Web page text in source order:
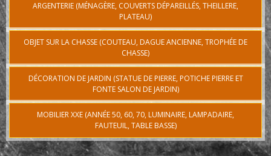
ARGENTERIE (MÉNAGÈRE, COUVERTS DÉPAREILLÉS, THEILLERE,
PLATEAU)
OBJET SUR LA CHASSE (COUTEAU, DAGUE ANCIENNE, TROPHÉE DE
CHASSE)
DÉCORATION DE JARDIN (STATUE DE PIERRE, POTICHE PIERRE ET
FONTE SALON DE JARDIN)
MOBILIER XXE (ANNÉE 50, 60, 70, LUMINAIRE, LAMPADAIRE,
FAUTEUIL, TABLE BASSE)